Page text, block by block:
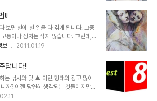
..
더 좋을 순 없다 / As Good as It Gets
아침에 일어나 씻는 시간도 그렇고, 손
, 이래 저래 깔끔을 떨고 삽니다. 손의 경
껴지면 바로 세면장으로 가는 반사행동
정돕니다... -.-; 그렇지만, 가만히 생각해
!!
보면 별에 별 일을 다 겪게 됩니다. 그중
통이나 상처는 작지 않습니다. 그런데,
내가 받았던 그 좋지 않은 행위들을 다
도 모르겠습니다. 좋은 것만 있는 세상이
테니 이런 생각도 없었을 겁니다. 물론,
서 볼 땐 좋은 것과 나쁜 것의 구분은 없
과할 수 있습니다. 그렇게 본다면 단지
도 있습니다. 얘기가 좀 이상하게 흘러
보 2011.01.19
답니다!
는 낚시와 덫 ▲ 이런 형태의 광고 많이
까? 이젠 당연히 생각되는 것들이지만
데 하는 것들이 적지 않습니다. 너도 하